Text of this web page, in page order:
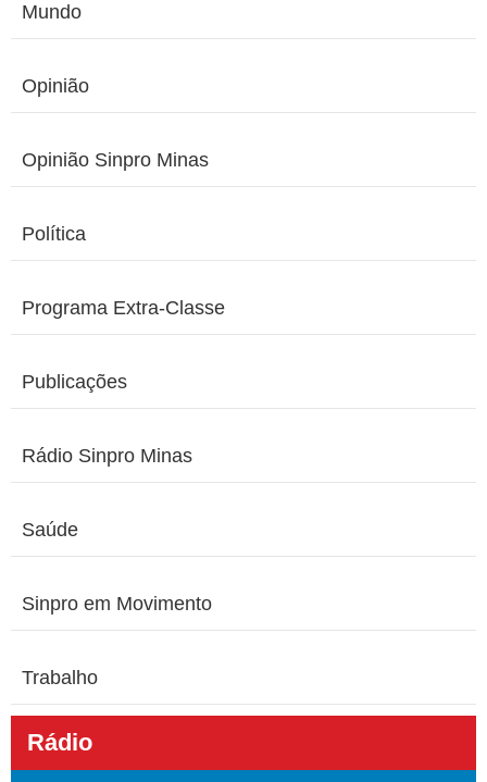
Mundo
Opinião
Opinião Sinpro Minas
Política
Programa Extra-Classe
Publicações
Rádio Sinpro Minas
Saúde
Sinpro em Movimento
Trabalho
Rádio